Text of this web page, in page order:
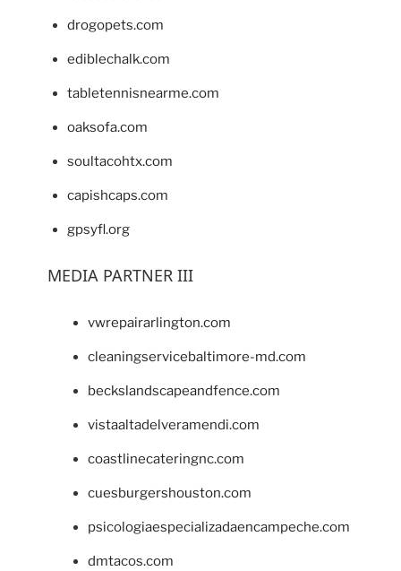
drogopets.com
ediblechalk.com
tabletennisnearme.com
oaksofa.com
soultacohtx.com
capishcaps.com
gpsyfl.org
MEDIA PARTNER III
vwrepairarlington.com
cleaningservicebaltimore-md.com
beckslandscapeandfence.com
vistaaltadelveramendi.com
coastlinecateringnc.com
cuesburgershouston.com
psicologiaespecializadaencampeche.com
dmtacos.com